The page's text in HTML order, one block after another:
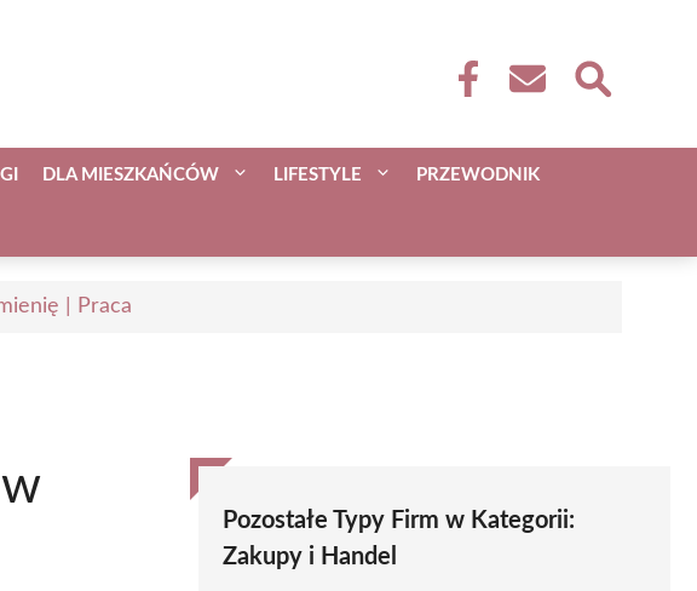
DLA MIESZKAŃCÓW LIFESTYLE PRZEWODNIK
| Praca
Pozostałe Typy Firm w Kategorii:
Zakupy i Handel